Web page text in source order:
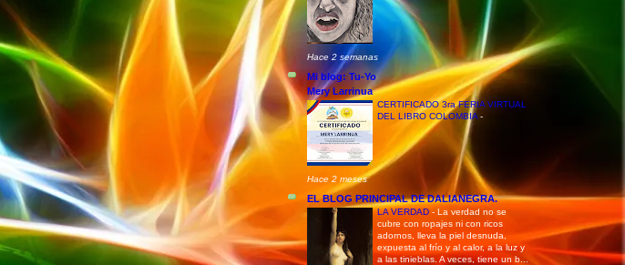
Hace 2 semanas
Mi blog: Tu-Yo
Mery Larrinua
CERTIFICADO 3ra FERIA VIRTUAL
DEL LIBRO COLOMBIA -
Hace 2 meses
EL BLOG PRINCIPAL DE DALIANEGRA.
LA VERDAD - La verdad no se
cubre con ropajes ni con ricos
adornos, lleva la piel desnuda,
expuesta al frío y al calor, a la luz y
a las tinieblas. A veces, tiene un b...